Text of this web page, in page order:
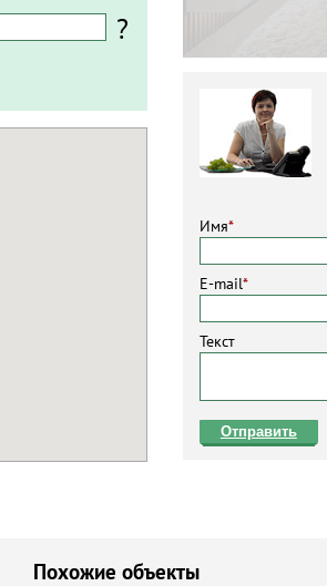
Имя*
E-mail*
Текст
Отправить
?
Похожие объекты